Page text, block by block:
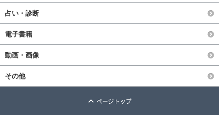
占い・診断
電子書籍
動画・画像
その他
ページトップ